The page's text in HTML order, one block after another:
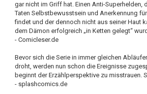
gar nicht im Griff hat. Einen Anti-Superhelden,
Taten Selbstbewusstsein und Anerkennung
findet und der dennoch nicht aus seiner Haut
dem Dämon erfolgreich „in Ketten gelegt“
- Comicleser.de
Bevor sich die Serie in immer gleichen
droht, werden nun schon die Ereignisse
beginnt der Erzählperspektive zu misstrauen.
- splashcomics.de